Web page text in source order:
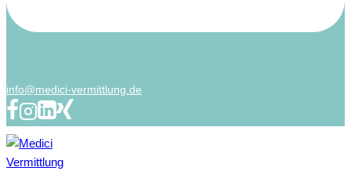
info@medici-vermittlung.de